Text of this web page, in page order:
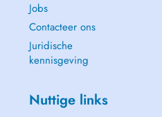
Jobs
Contacteer ons
Juridische
kennisgeving
Nuttige links